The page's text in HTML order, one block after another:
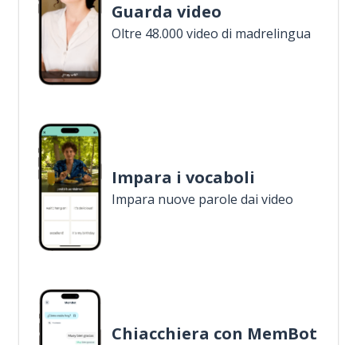
Guarda video
Oltre 48.000 video di madrelingua
Impara i vocaboli
Impara nuove parole dai video
Chiacchiera con MemBot